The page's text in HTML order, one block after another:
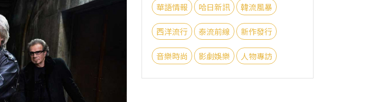
華語情報 哈日新訊 韓流風暴
西洋流行 泰流前線 新作發行
音樂時尚 影劇娛樂 人物專訪